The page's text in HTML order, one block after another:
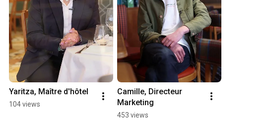
Yaritza, Maître d'hôtel
104 views
Camille, Directeur
Marketing
453 views